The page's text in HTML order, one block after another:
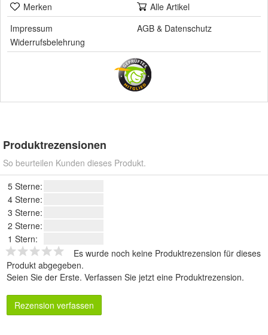
Merken
Alle Artikel
Impressum
AGB & Datenschutz
Widerrufsbelehrung
Produktrezensionen
So beurteilen Kunden dieses Produkt.
5 Sterne:
4 Sterne:
3 Sterne:
2 Sterne:
1 Stern:
Es wurde noch keine Produktrezension für dieses
Produkt abgegeben.
Seien Sie der Erste. Verfassen Sie jetzt eine Produktrezension.
Rezension verfassen